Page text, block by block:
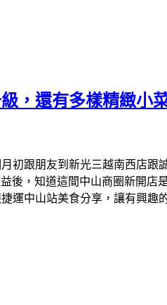
，還有多樣精緻小
初跟朋友到新光三越南西店
後，知道這間中山商圈新開
運中山站美食分享，讓有興趣